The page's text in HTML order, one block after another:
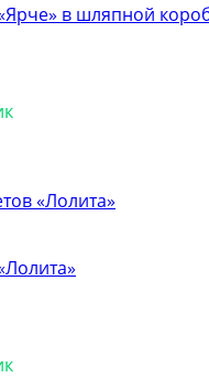
в шляпной